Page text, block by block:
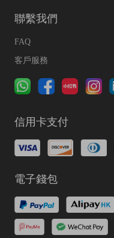
聯繫我們
FAQ
客戶服務
信用卡支付
電子錢包